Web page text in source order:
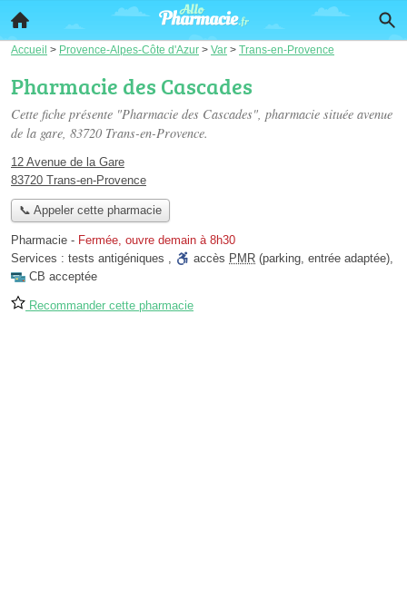
Accueil > Provence-Alpes-Côte d'Azur > Var > Trans-en-Provence
Pharmacie des Cascades
Cette fiche présente "Pharmacie des Cascades", pharmacie située avenue
de la gare, 83720 Trans-en-Provence.
12 Avenue de la Gare
83720 Trans-en-Provence
📞 Appeler cette pharmacie
Pharmacie - Fermée, ouvre demain à 8h30
Services : tests antigéniques , accès PMR (parking, entrée adaptée),
CB acceptée
Recommander cette pharmacie